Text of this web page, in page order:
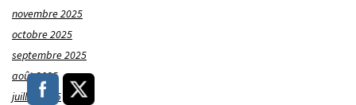
novembre 2025
octobre 2025
septembre 2025
août 2025
juillet 2025